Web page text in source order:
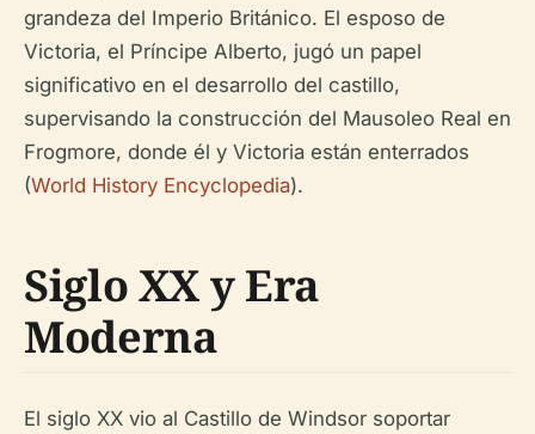
grandeza del Imperio Británico. El esposo de
Victoria, el Príncipe Alberto, jugó un papel
significativo en el desarrollo del castillo,
supervisando la construcción del Mausoleo Real en
Frogmore, donde él y Victoria están enterrados
(World History Encyclopedia).
Siglo XX y Era
Moderna
El siglo XX vio al Castillo de Windsor soportar